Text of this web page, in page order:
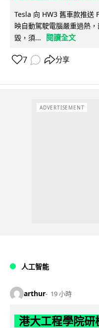
Tesla 向 HW3 舊車款推送
映自動駕駛電腦嚴重過熱
毀，須...
閱讀全文
7 分享
ADVERTISEMENT
人工智能
arthur 19 小時
港大工程學院研